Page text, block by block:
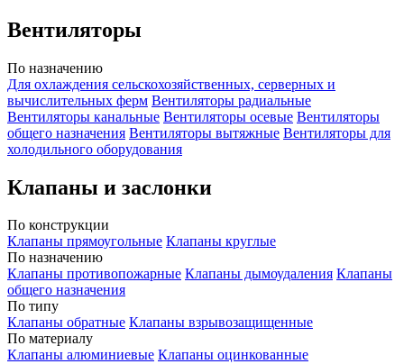
Вентиляторы
По назначению
Для охлаждения сельскохозяйственных, серверных и
вычислительных ферм Вентиляторы радиальные
Вентиляторы канальные Вентиляторы осевые Вентиляторы
общего назначения Вентиляторы вытяжные Вентиляторы для
холодильного оборудования
Клапаны и заслонки
По конструкции
Клапаны прямоугольные Клапаны круглые
По назначению
Клапаны противопожарные Клапаны дымоудаления Клапаны
общего назначения
По типу
Клапаны обратные Клапаны взрывозащищенные
По материалу
Клапаны алюминиевые Клапаны оцинкованные